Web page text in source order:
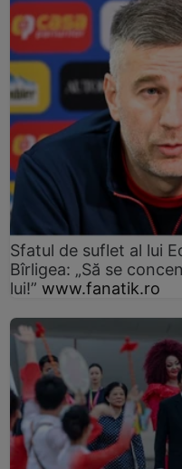
Sfatul de suflet al lui
Bîrligea: „Să se
lui!” www.fanatik.ro